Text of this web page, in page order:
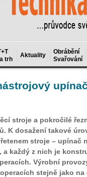
trh
Aktuality
Obrábění
Svařování
stroje a pokročilé
K dosažení takové
stroje –
a každý z nich je
Výrobní
stejně jako